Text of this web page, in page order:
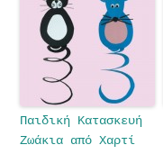
Παιδική Κατασκευή
Ζωάκια από Χαρτί